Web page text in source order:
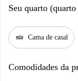
Seu quarto
airline_seat_flat Cama de casal
Comodidades da